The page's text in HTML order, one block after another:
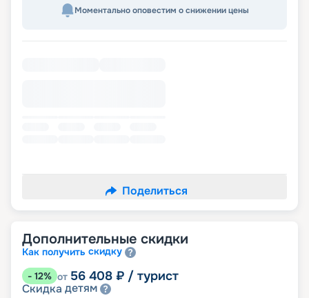
Моментально оповестим о снижении цены
Поделиться
Дополнительные скидки
Как получить скидку
- 12% от 56 408 ₽ / турист
Скидка детям